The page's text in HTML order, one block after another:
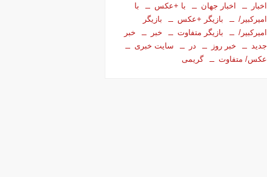
اخبار
اخبار جهان با +عکس
با
امیرکبیر/
بازیگر +عکس
بازیگر
امیرکبیر/
بازیگر متفاوت خبر
خبر
جدید
خبر روز در
سایت خبری
عکس/ متفاوت
گریمی